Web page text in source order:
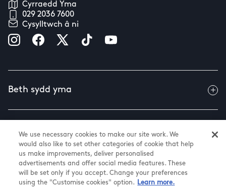
Cyrraedd Yma
029 2036 7600
Cysylltwch â ni
Beth sydd yma
Gwybodaeth ddefnyddiol
Amdanom ni
We use necessary cookies to make our site work. We
would also like to set other categories of cookie that help
us make improvements, deliver personalised
advertisements and offer social media features. These
will be set only if you accept. Change your preferences
using the "Customise cookies" option.
Learn more.